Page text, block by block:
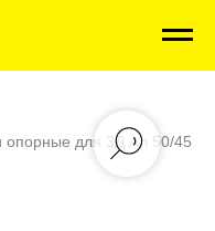
опорные для 3Д Ал 50/45